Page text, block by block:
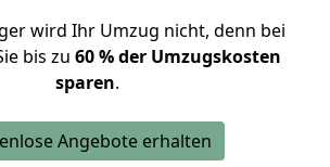
wird Ihr Umzug nicht, denn bei
bis zu 60 % der Umzugskosten
sparen.
Angebote erhalten